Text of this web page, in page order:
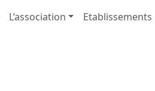
L’association Etablissements